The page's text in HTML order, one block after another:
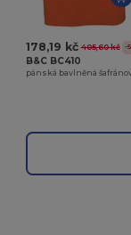
178,19 kč 405,60 kč -
B&C BC410